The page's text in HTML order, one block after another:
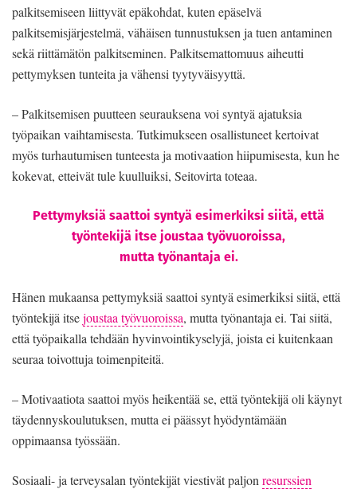
palkitsemiseen liittyvät epäkohdat, kuten epäselvä
palkitsemisjärjestelmä, vähäisen tunnustuksen ja tuen antaminen
sekä riittämätön palkitseminen. Palkitsemattomuus aiheutti
pettymyksen tunteita ja vähensi tyytyväisyyttä.
– Palkitsemisen puutteen seurauksena voi syntyä ajatuksia
työpaikan vaihtamisesta. Tutkimukseen osallistuneet kertoivat
myös turhautumisen tunteesta ja motivaation hiipumisesta, kun he
kokevat, etteivät tule kuulluiksi, Seitovirta toteaa.
Pettymyksiä saattoi syntyä esimerkiksi siitä, että
työntekijä itse joustaa työvuoroissa,
mutta työnantaja ei.
Hänen mukaansa pettymyksiä saattoi syntyä esimerkiksi siitä, että
työntekijä itsejoustaa työvuoroissa, mutta työnantaja ei. Tai siitä,
että työpaikalla tehdään hyvinvointikyselyjä, joista ei kuitenkaan
seuraa toivottuja toimenpiteitä.
– Motivaatiota saattoi myös heikentää se, että työntekijä oli käynyt
täydennyskoulutuksen, mutta ei päässyt hyödyntämään
oppimaansa työssään.
Sosiaali- ja terveysalan työntekijät viestivät paljon resurssien